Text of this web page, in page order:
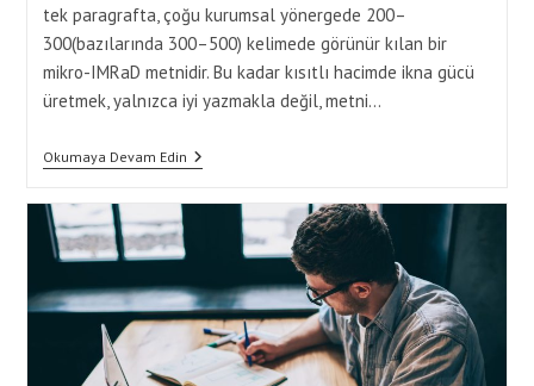
tek paragrafta, çoğu kurumsal yönergede 200–
300(bazılarında 300–500) kelimede görünür kılan bir
mikro-IMRaD metnidir. Bu kadar kısıtlı hacimde ikna gücü
üretmek, yalnızca iyi yazmakla değil, metni…
Okumaya Devam EdinTez
Özeti
Yaptırma
Hizmeti
Metin
Analizi